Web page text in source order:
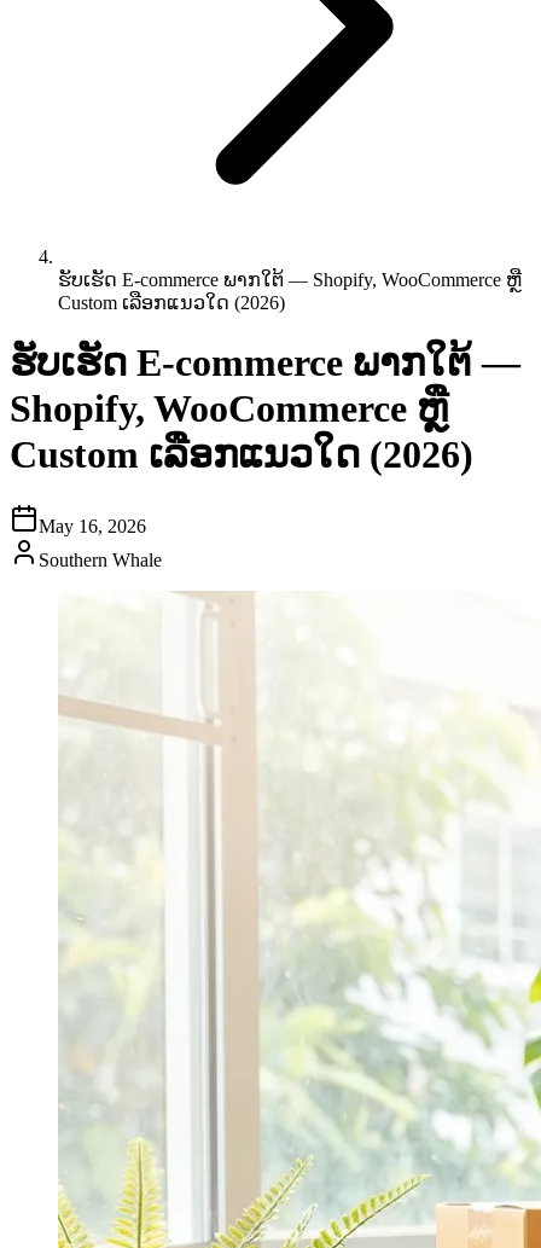
ຮັບເຮັດ E-commerce ພາກໃຕ້ — Shopify, WooCommerce ຫຼື
Custom ເລືອກແນວໃດ (2026)
ຮັບເຮັດ E-commerce ພາກໃຕ້ —
Shopify, WooCommerce ຫຼື
Custom ເລືອກແນວໃດ (2026)
May 16, 2026
Southern Whale